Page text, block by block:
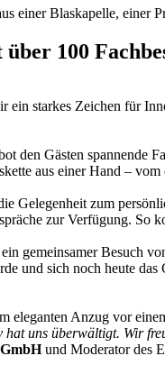
100
starkes Zeichen für
den Gästen spannende
aus einer Hand –
Gelegenheit zum
zur Verfügung. So
gemeinsamer Besuch
und sich noch heute
hat uns überwältigt. Wir
und Moderator des